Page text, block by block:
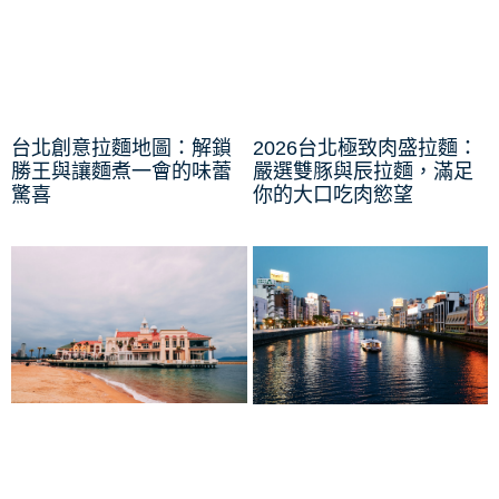
台北創意拉麵地圖：解鎖
勝王與讓麵煮一會的味蕾
驚喜
2026台北極致肉盛拉麵：
嚴選雙豚與辰拉麵，滿足
你的大口吃肉慾望